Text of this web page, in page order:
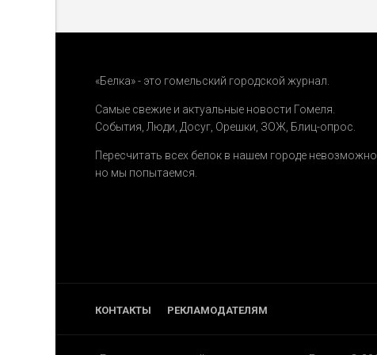
«Белка» - это гомельский городской журнал.
Самые свежие и актуальные новости Гомеля.
События Люди Досуг Орешки ЗОЖ Блиц-опрос
Пересчитать всех белок в нашем городе невозможно,
но мы попытаемся.
КОНТАКТЫ РЕКЛАМОДАТЕЛЯМ